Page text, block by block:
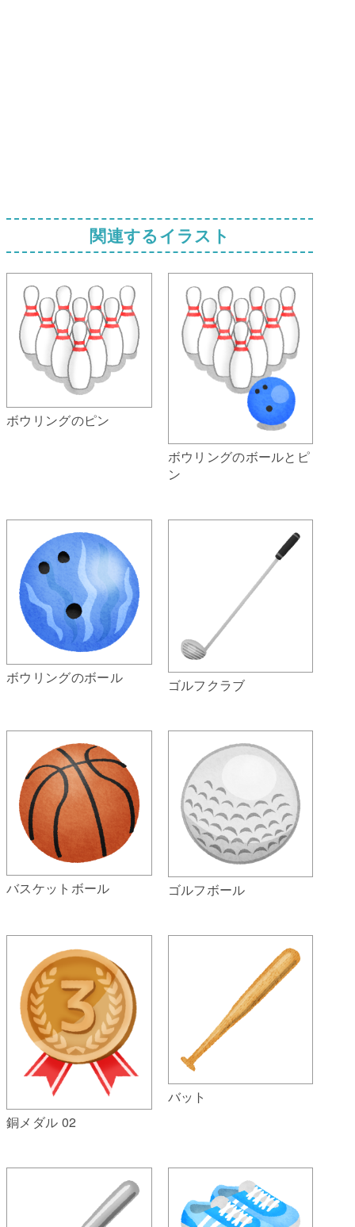
関連するイラスト
ボウリングのピン
ボウリングのボールとピ
ン
ボウリングのボール ゴルフクラブ
バスケットボール ゴルフボール
銅メダル 02
バット